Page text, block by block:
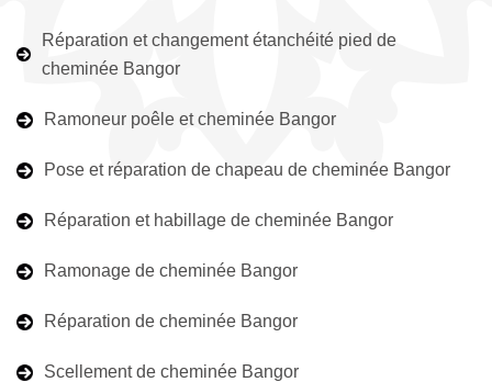
Réparation et changement étanchéité pied de
cheminée Bangor
Ramoneur poêle et cheminée Bangor
Pose et réparation de chapeau de cheminée Bangor
Réparation et habillage de cheminée Bangor
Ramonage de cheminée Bangor
Réparation de cheminée Bangor
Scellement de cheminée Bangor